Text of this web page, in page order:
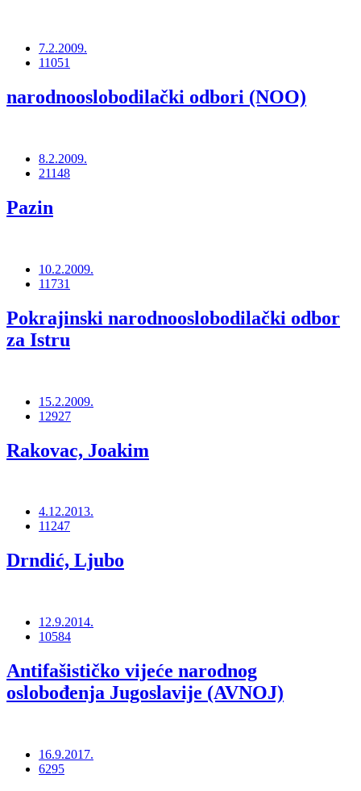
7.2.2009.
11051
narodnooslobodilački odbori (NOO)
8.2.2009.
21148
Pazin
10.2.2009.
11731
Pokrajinski narodnooslobodilački odbor
za Istru
15.2.2009.
12927
Rakovac, Joakim
4.12.2013.
11247
Drndić, Ljubo
12.9.2014.
10584
Antifašističko vijeće narodnog
oslobođenja Jugoslavije (AVNOJ)
16.9.2017.
6295